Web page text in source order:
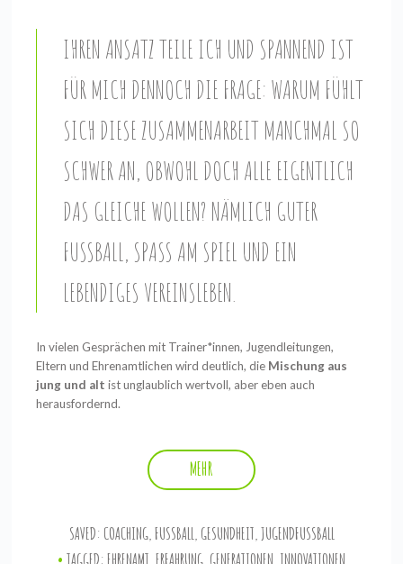
IHREN ANSATZ TEILE ICH UND SPANNEND IST
FÜR MICH DENNOCH DIE FRAGE:WARUM FÜHLT
SICH DIESE ZUSAMMENARBEIT MANCHMAL SO
SCHWER AN, OBWOHL DOCH ALLE EIGENTLICH
DAS GLEICHE WOLLEN? NÄMLICH GUTER
FUSSBALL, SPASS AM SPIEL UND EIN LE
BENDIGES VEREINSLEBEN.
In vielen Gesprächen mit Trainer*innen, Jugendleitungen,
Eltern und Ehrenamtlichen wird deutlich, die Mischung aus
jung und alt ist unglaublich wertvoll, aber eben auch
herausfordernd.
MEHR
SAVED: COACHING, FUSSBALL GESUNDHEIT JUGENDFUSSBALL
TAGGED:EHRENAMT ,ERFAHRUNG GENERATIONEN INNOVATIONEN